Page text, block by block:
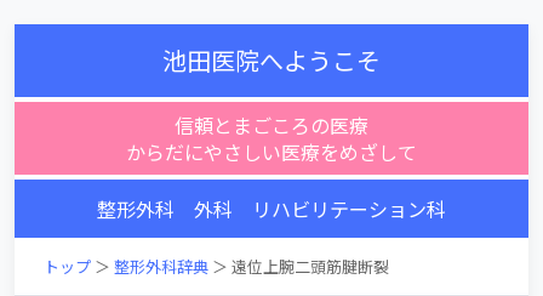
池田医院へようこそ
信頼とまごころの医療
からだにやさしい医療をめざして
整形外科 外科 リハビリテーション科
トップ ＞ 整形外科辞典 ＞ 遠位上腕二頭筋腱断裂